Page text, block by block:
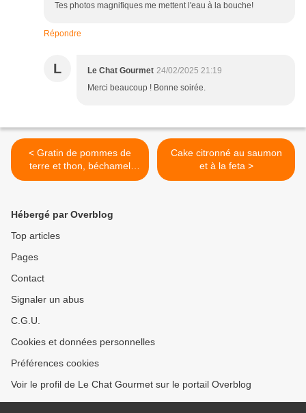
Tes photos magnifiques me mettent l'eau à la bouche!
Répondre
L Le Chat Gourmet 24/02/2025 21:19
Merci beaucoup ! Bonne soirée.
< Gratin de pommes de
terre et thon, béchamel
façon tunisienne
Cake citronné au saumon
et à la feta >
Hébergé par Overblog
Top articles
Pages
Contact
Signaler un abus
C.G.U.
Cookies et données personnelles
Préférences cookies
Voir le profil de Le Chat Gourmet sur le portail Overblog